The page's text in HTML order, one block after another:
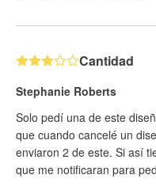
Cantidad
Stephanie Roberts
Solo pedí una de este
que cuando cancelé un
enviaron 2 de este. Si así
que me notificaran para